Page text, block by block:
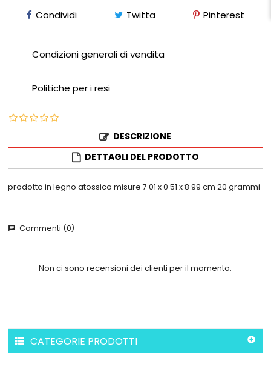
Condividi Twitta Pinterest
Condizioni generali di vendita
Politiche per i resi
DESCRIZIONE
DETTAGLI DEL PRODOTTO
prodotta in legno atossico misure 7 01 x 0 51 x 8 99 cm 20 grammi
chat Commenti (0)
Non ci sono recensioni dei clienti per il momento.
CATEGORIE PRODOTTI 